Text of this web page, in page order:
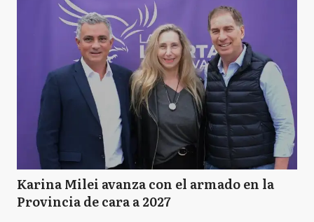
Karina Milei avanza con el armado en la
Provincia de cara a 2027